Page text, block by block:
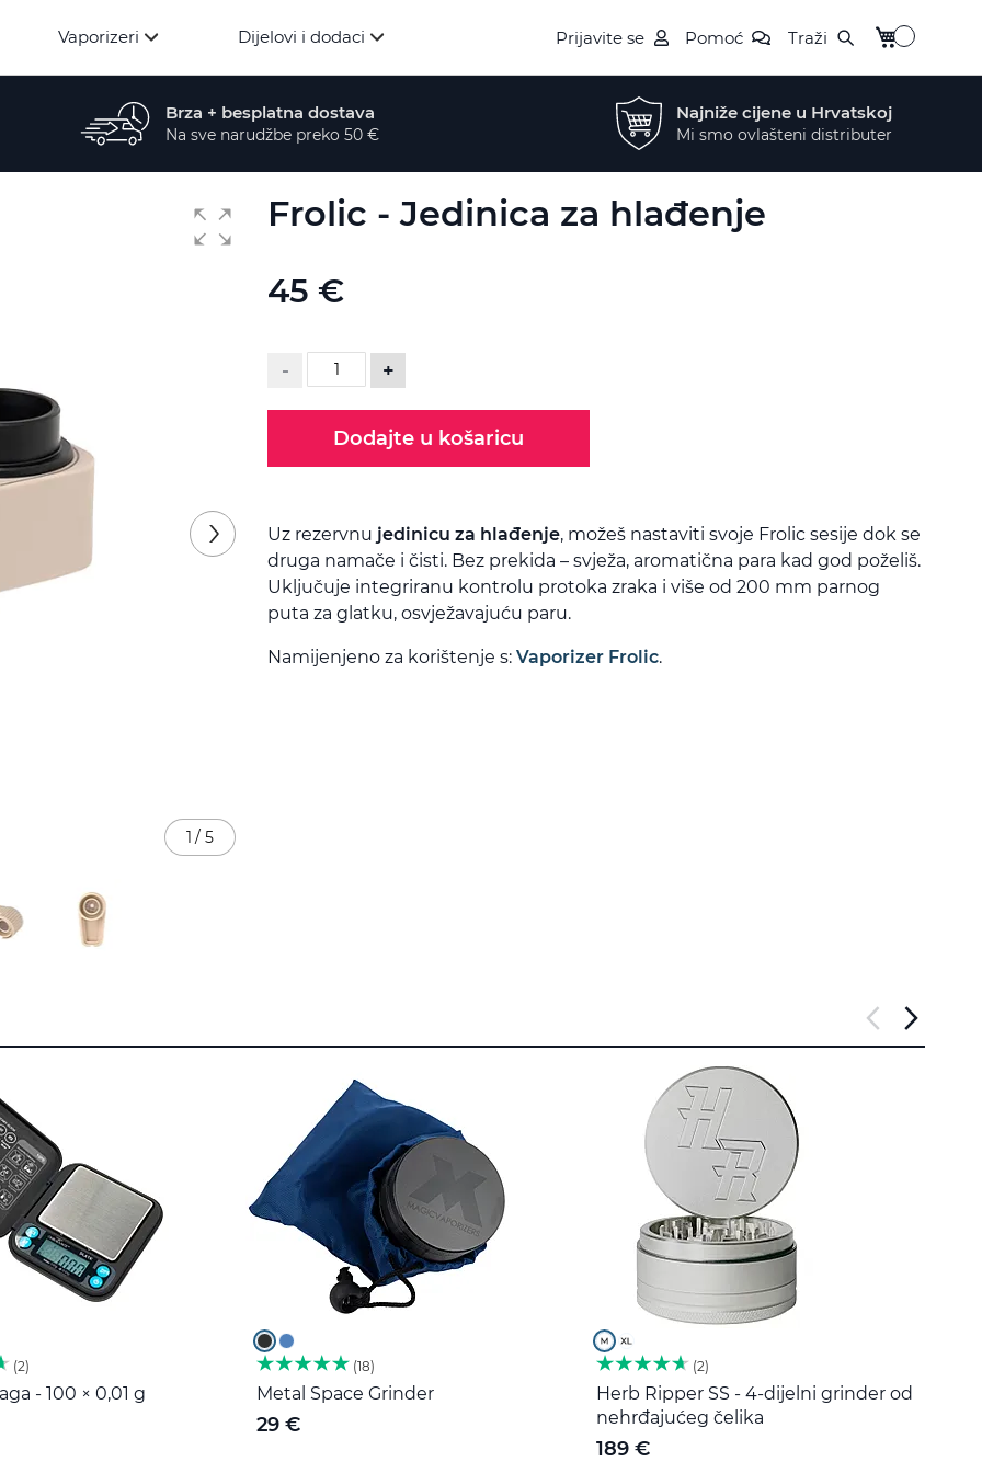
Vaporizeri Dijelovi i dodaci Prijavite se Pomoć Traži My Cart
Brza + besplatna dostava
Na sve narudžbe preko 50 €
Najniže cijene u Hrvatskoj
Mi smo ovlašteni distributer
Frolic - Jedinica za hlađenje
45 €
- +
Dodajte u košaricu
Uz rezervnu jedinicu za hlađenje, možeš nastaviti svoje Frolic sesije dok se
druga namače i čisti. Bez prekida – svježa, aromatična para kad god poželiš.
Uključuje integriranu kontrolu protoka zraka i više od 200 mm parnog
puta za glatku, osvježavajuću paru.
Namijenjeno za korištenje s: Vaporizer Frolic.
1 / 5
2
- 100 × 0,01 g
18
Metal Space Grinder
29 €
2
Herb Ripper SS - 4-dijelni grinder od
nehrđajućeg čelika
189 €